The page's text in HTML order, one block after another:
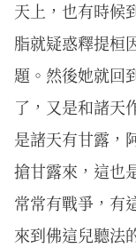
天上，也有時候
脂就疑惑釋提桓
題。然後她就回
了，又是和諸天
是諸天有甘露，
搶甘露來，這也
常常有戰爭，有
來到佛這兒聽法